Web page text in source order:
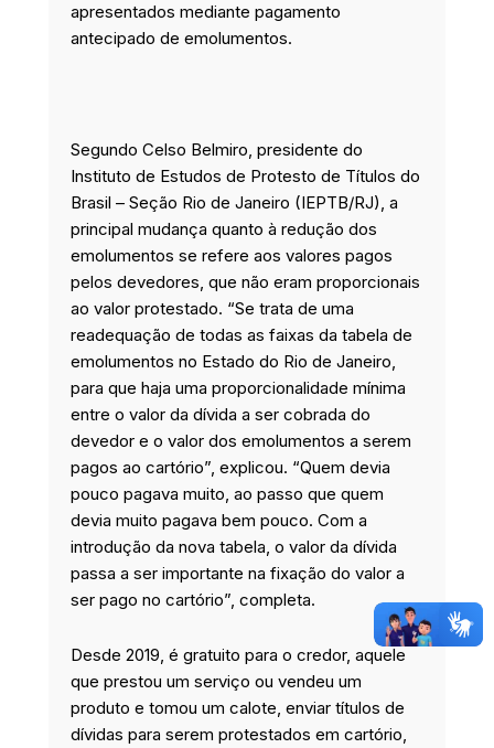
apresentados mediante pagamento
antecipado de emolumentos.
Segundo Celso Belmiro, presidente do
Instituto de Estudos de Protesto de Títulos do
Brasil – Seção Rio de Janeiro (IEPTB/RJ), a
principal mudança quanto à redução dos
emolumentos se refere aos valores pagos
pelos devedores, que não eram proporcionais
ao valor protestado. “Se trata de uma
readequação de todas as faixas da tabela de
emolumentos no Estado do Rio de Janeiro,
para que haja uma proporcionalidade mínima
entre o valor da dívida a ser cobrada do
devedor e o valor dos emolumentos a serem
pagos ao cartório”, explicou. “Quem devia
pouco pagava muito, ao passo que quem
devia muito pagava bem pouco. Com a
introdução da nova tabela, o valor da dívida
passa a ser importante na fixação do valor a
ser pago no cartório”, completa.
Desde 2019, é gratuito para o credor, aquele
que prestou um serviço ou vendeu um
produto e tomou um calote, enviar títulos de
dívidas para serem protestados em cartório,